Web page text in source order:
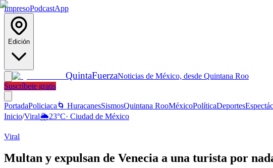
ImpresoPodcastApp
Edición
QuintaFuerzaNoticias de México, desde Quintana Roo
Suscríbete gratis
PortadaPoliciaca 🌀 HuracanesSismosQuintana RooMéxicoPolíticaDeportes
Inicio/Viral🌦️23°C· Ciudad de México
Viral
Multan y expulsan de Venecia a una turista por